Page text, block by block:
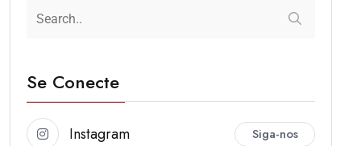
Se Conecte
Instagram Siga-nos